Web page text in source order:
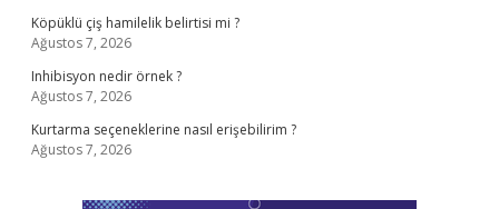
Köpüklü çiş hamilelik belirtisi mi ?
Ağustos 7, 2026
Inhibisyon nedir örnek ?
Ağustos 7, 2026
Kurtarma seçeneklerine nasıl erişebilirim ?
Ağustos 7, 2026